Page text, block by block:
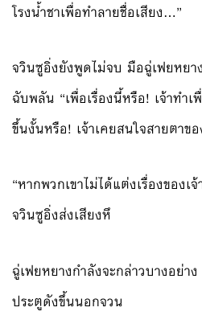
โรงน้ำชาเพื่อทำลายชื่อเสียง…”
จวินซูอิ่งยังพูดไม่จบ มือฉู่เฟยหยา
ฉับพลัน “เพื่อเรื่องนี้หรือ! เจ้าทำเ
ขึ้นงั้นหรือ! เจ้าเคยสนใจสายตาข
“หากพวกเขาไม่ได้แต่งเรื่องของเ
จวินซูอิ่งส่งเสียงหึ
ฉู่เฟยหยางกำลังจะกล่าวบางอย่า
ประตูดังขึ้นนอกจวน